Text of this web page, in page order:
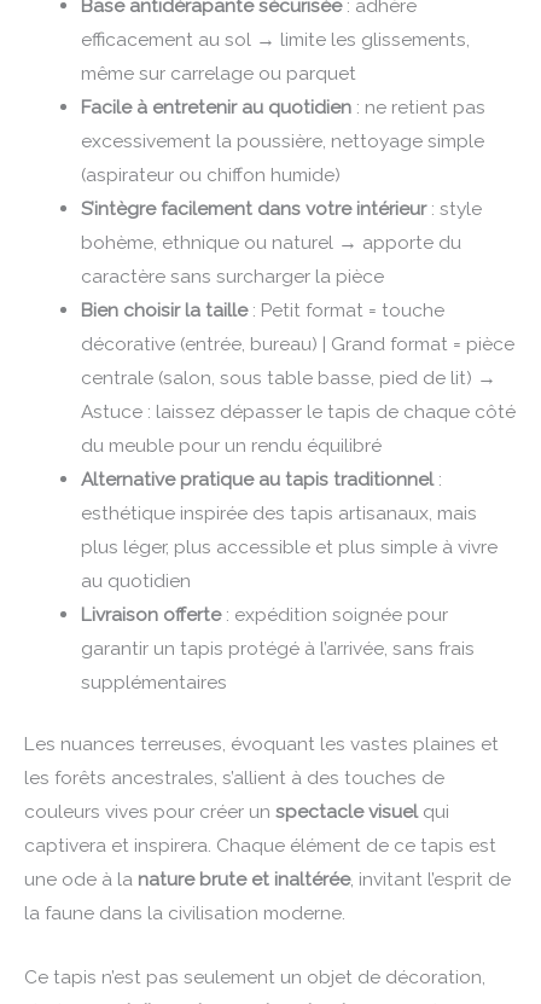
Base antidérapante sécurisée: adhère
efficacement au sol → limite les glissements,
même sur carrelage ou parquet
Facile à entretenir au quotidien: ne retient pas
excessivement la poussière, nettoyage simple
(aspirateur ou chiffon humide)
S’intègre facilement dans votre intérieur: style
bohème, ethnique ou naturel → apporte du
caractère sans surcharger la pièce
Bien choisir la taille: Petit format = touche
décorative (entrée, bureau) | Grand format = pièce
centrale (salon, sous table basse, pied de lit) →
Astuce : laissez dépasser le tapis de chaque côté
du meuble pour un rendu équilibré
Alternative pratique au tapis traditionnel:
esthétique inspirée des tapis artisanaux, mais
plus léger, plus accessible et plus simple à vivre
au quotidien
Livraison offerte: expédition soignée pour
garantir un tapis protégé à l’arrivée, sans frais
supplémentaires
Les nuances terreuses, évoquant les vastes plaines et
les forêts ancestrales, s’allient à des touches de
couleurs vives pour créer un spectacle visuelqui
captivera et inspirera. Chaque élément de ce tapis est
une ode à la nature brute et inaltérée, invitant l’esprit de
la faune dans la civilisation moderne.
Ce tapis n’est pas seulement un objet de décoration,